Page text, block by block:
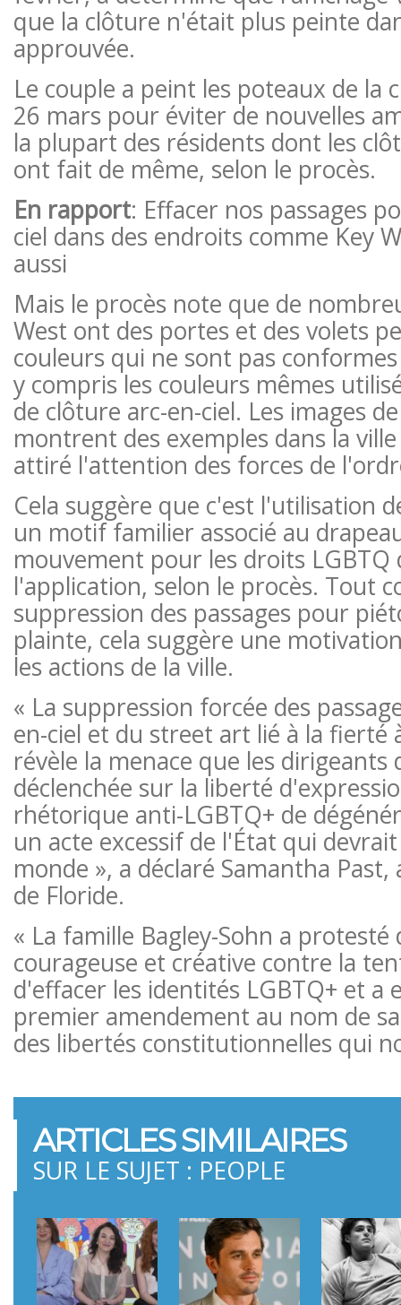
que la clôture n'était plus peinte
approuvée.
Le couple a peint les poteaux de la
26 mars pour éviter de nouvelles
la plupart des résidents dont les
ont fait de même, selon le procès.
En rapport: Effacer nos passages
ciel dans des endroits comme Key
aussi
Mais le procès note que de
West ont des portes et des volets
couleurs qui ne sont pas
y compris les couleurs mêmes
de clôture arc-en-ciel. Les images
montrent des exemples dans la
attiré l'attention des forces de
Cela suggère que c'est l'utilisation
un motif familier associé au
mouvement pour les droits LGBTQ
l'application, selon le procès. Tout
suppression des passages pour
plainte, cela suggère une
les actions de la ville.
« La suppression forcée des
en-ciel et du street art lié à la fierté
révèle la menace que les dirigeants
déclenchée sur la liberté
rhétorique anti-LGBTQ+ de
un acte excessif de l'État qui
monde », a déclaré Samantha Past,
de Floride.
« La famille Bagley-Sohn a protesté
courageuse et créative contre la
d'effacer les identités LGBTQ+ et a
premier amendement au nom de
des libertés constitutionnelles qui
ARTICLES SIMILAIRES
SUR LE SUJET : PEOPLE